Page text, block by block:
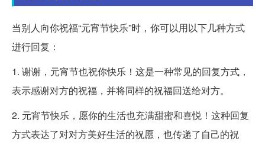
当别人向你祝福“元宵节快乐”时，你可以用以下几种方式
进行回复：
1. 谢谢，元宵节也祝你快乐！这是一种常见的回复方式，
表示感谢对方的祝福，并将同样的祝福回送给对方。
2. 元宵节快乐，愿你的生活也充满甜蜜和喜悦！这种回复
方式表达了对对方美好生活的祝愿，也传递了自己的祝